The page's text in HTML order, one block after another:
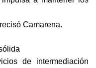
Camarena.
de intermediación